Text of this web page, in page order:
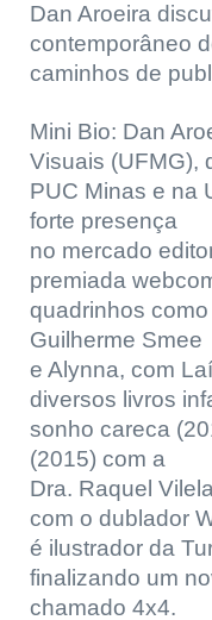
Dan Aroeira
contemporâneo
caminhos de
Mini Bio: Dan
Visuais (UFMG),
PUC Minas e na
forte presença
no mercado
premiada
quadrinhos
Guilherme Smee
e Alynna, com
diversos livros
sonho careca
(2015) com a
Dra. Raquel
com o dublador
é ilustrador da
finalizando um
chamado 4x4.